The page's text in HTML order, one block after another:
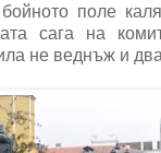
поле
сага на
не веднъж и